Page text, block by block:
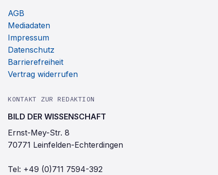
AGB
Mediadaten
Impressum
Datenschutz
Barrierefreiheit
Vertrag widerrufen
KONTAKT ZUR REDAKTION
BILD DER WISSENSCHAFT
Ernst-Mey-Str. 8
70771 Leinfelden-Echterdingen
Tel: +49 (0)711 7594-392